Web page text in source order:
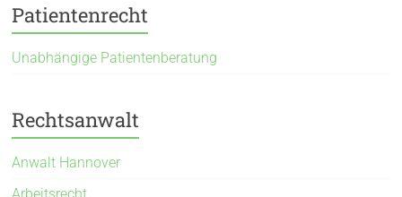
Patientenrecht
Unabhängige Patientenberatung
Rechtsanwalt
Anwalt Hannover
Arbeitsrecht